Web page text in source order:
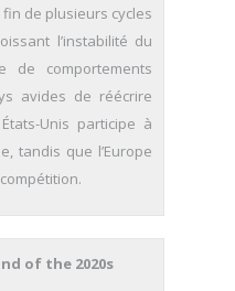
de plusieurs cycles
l’instabilité du
de comportements
avides de réécrire
Unis participe à
tandis que l’Europe
of the 2020s